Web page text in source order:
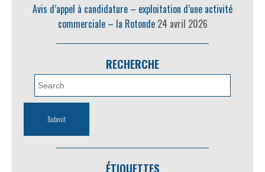
Avis d’appel à candidature – exploitation d’une activité
commerciale – la Rotonde 24 avril 2026
RECHERCHE
ÉTIQUETTES